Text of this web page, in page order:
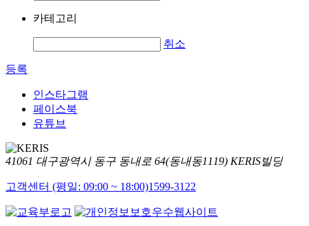
카테고리
취소
등록
인스타그램
페이스북
유튜브
41061 대구광역시 동구 동내로 64(동내동1119) KERIS빌딩
고객센터 (평일: 09:00 ~ 18:00)1599-3122